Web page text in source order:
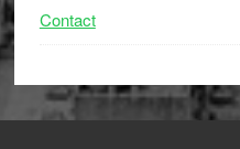
Contact